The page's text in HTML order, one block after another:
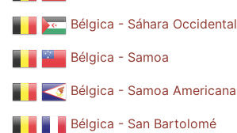
Bélgica - Sáhara Occidental
Bélgica - Samoa
Bélgica - Samoa Americana
Bélgica - San Bartolomé